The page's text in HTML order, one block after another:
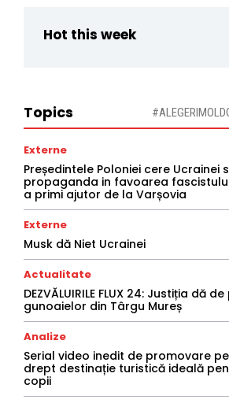
Hot this week
Topics
Externe
Președintele Poloniei cere Ucrainei
propaganda in favoarea
a primi ajutor de la Varșovia
Externe
Musk dă Niet Ucrainei
Actualitate
DEZVĂLUIRILE FLUX 24: Justiția dă
gunoaielor din Târgu Mureș
Analize
Serial video inedit de promovare
drept destinație turistică ideală
copii